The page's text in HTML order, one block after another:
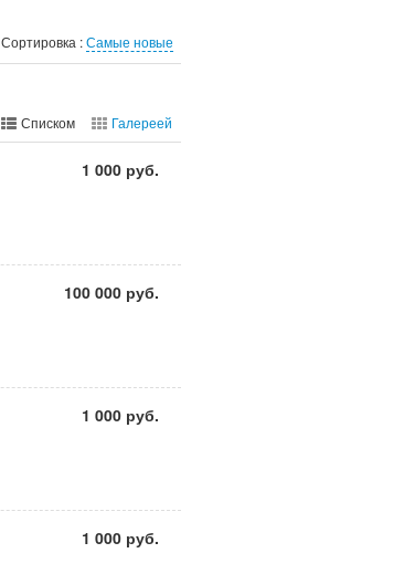
Сортировка :Самые новые
Списком Галереей
1 000 руб.
100 000 руб.
1 000 руб.
1 000 руб.